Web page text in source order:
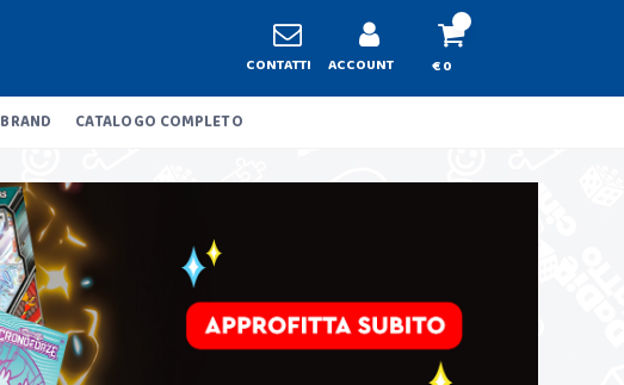
CONTATTI ACCOUNT € 0
BRAND CATALOGO COMPLETO